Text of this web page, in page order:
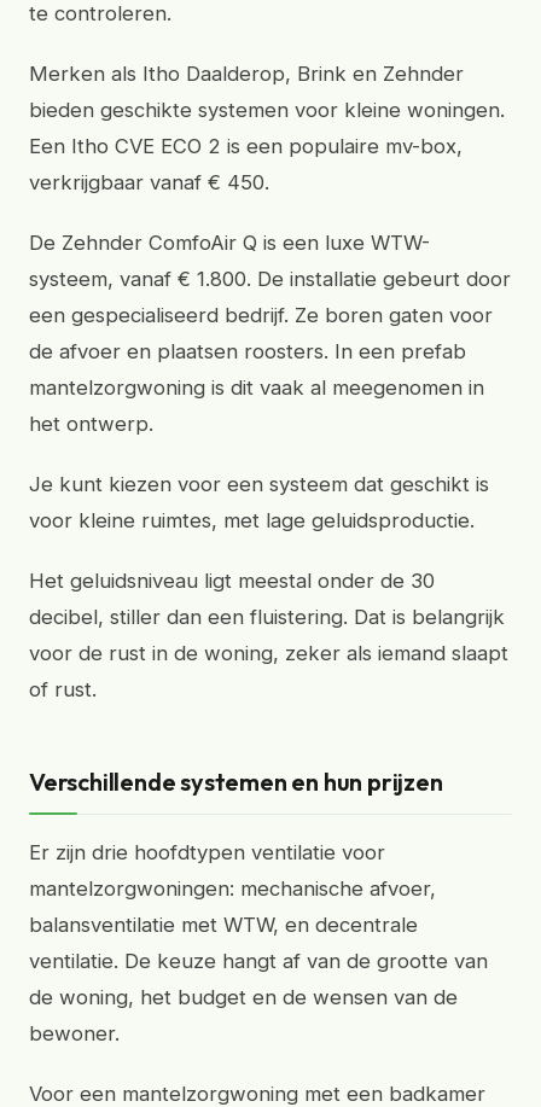
te controleren.
Merken als Itho Daalderop, Brink en Zehnder
bieden geschikte systemen voor kleine woningen.
Een Itho CVE ECO 2 is een populaire mv-box,
verkrijgbaar vanaf € 450.
De Zehnder ComfoAir Q is een luxe WTW-
systeem, vanaf € 1.800. De installatie gebeurt door
een gespecialiseerd bedrijf. Ze boren gaten voor
de afvoer en plaatsen roosters. In een prefab
mantelzorgwoning is dit vaak al meegenomen in
het ontwerp.
Je kunt kiezen voor een systeem dat geschikt is
voor kleine ruimtes, met lage geluidsproductie.
Het geluidsniveau ligt meestal onder de 30
decibel, stiller dan een fluistering. Dat is belangrijk
voor de rust in de woning, zeker als iemand slaapt
of rust.
Verschillende systemen en hun prijzen
Er zijn drie hoofdtypen ventilatie voor
mantelzorgwoningen: mechanische afvoer,
balansventilatie met WTW, en decentrale
ventilatie. De keuze hangt af van de grootte van
de woning, het budget en de wensen van de
bewoner.
Voor een mantelzorgwoning met een badkamer